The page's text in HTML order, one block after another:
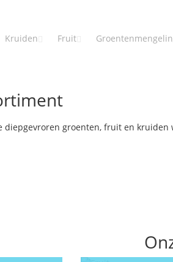
Kruiden Fruit
diepgevroren groenten, fruit en kruiden